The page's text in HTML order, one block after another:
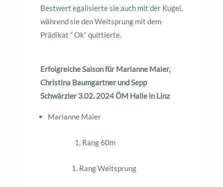
Bestwert egalisierte sie auch mit der Kugel,
während sie den Weitsprung mit dem
Prädikat “ Ok“ quittierte.
Erfolgreiche Saison für Marianne Maier,
Christina Baumgartner und Sepp
Schwärzler 3.02. 2024 ÖM Halle in Linz
Marianne Maier
1. Rang 60m
1. Rang Weitsprung